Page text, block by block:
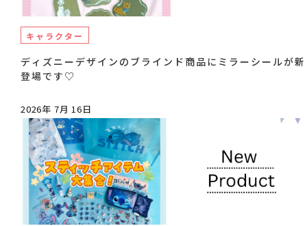
キャラクター
ディズニーデザインのブラインド商品にミラーシールが新
登場です♡
2026年 7月 16日